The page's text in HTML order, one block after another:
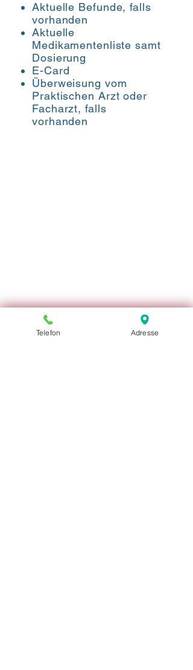
Aktuelle Befunde, falls
vorhanden
Aktuelle
Medikamentenliste samt
Dosierung
E-Card
Überweisung vom
Praktischen Arzt oder
Facharzt, falls
vorhanden
Telefon Adresse